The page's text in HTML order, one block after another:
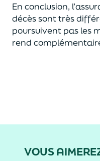
En conclusion,
décès sont très
poursuivent pas les
rend
VOUS